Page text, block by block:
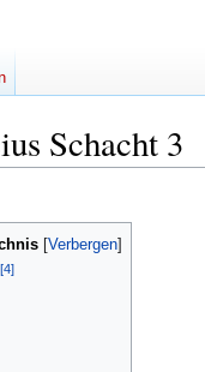
Schacht 3
[4]